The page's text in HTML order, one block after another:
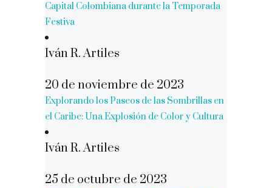
Capital Colombiana durante la Temporada
Festiva
Iván R. Artiles
20 de noviembre de 2023
Explorando los Paseos de las Sombrillas en
el Caribe: Una Explosión de Color y Cultura
Iván R. Artiles
25 de octubre de 2023